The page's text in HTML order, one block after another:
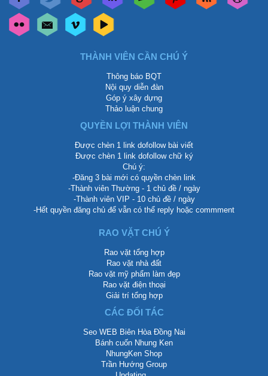
THÀNH VIÊN CẦN CHÚ Ý
Thông báo BQT
Nội quy diễn đàn
Góp ý xây dựng
Thảo luận chung
QUYỀN LỢI THÀNH VIÊN
Được chèn 1 link dofollow bài viết
Được chèn 1 link dofollow chữ ký
Chú ý:
-Đăng 3 bài mới có quyền chèn link
-Thành viên Thường - 1 chủ đề / ngày
-Thành viên VIP - 10 chủ đề / ngày
-Hết quyền đăng chủ để vẫn có thể reply hoặc commment
RAO VẶT CHÚ Ý
Rao vặt tổng hợp
Rao vặt nhà đất
Rao vặt mỹ phẩm làm đẹp
Rao vặt điện thoại
Giải trí tổng hợp
CÁC ĐỐI TÁC
Seo WEB Biên Hòa Đồng Nai
Bánh cuốn Nhung Ken
NhungKen Shop
Trần Hướng Group